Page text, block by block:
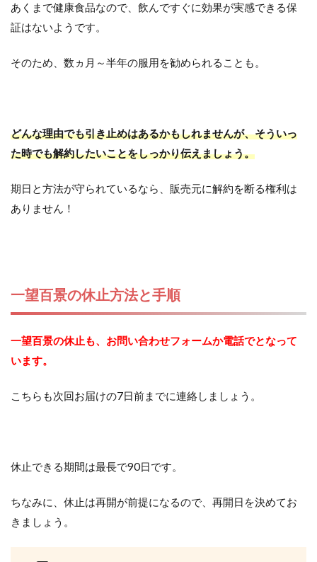
あくまで健康食品なので、飲んですぐに効果が実感できる保
証はないようです。
そのため、数ヵ月～半年の服用を勧められることも。
どんな理由でも引き止めはあるかもしれませんが、そういっ
た時でも解約したいことをしっかり伝えましょう。
期日と方法が守られているなら、販売元に解約を断る権利は
ありません！
一望百景の休止方法と手順
一望百景の休止も、お問い合わせフォームか電話でとなって
います。
こちらも次回お届けの7日前までに連絡しましょう。
休止できる期間は最長で90日です。
ちなみに、休止は再開が前提になるので、再開日を決めてお
きましょう。